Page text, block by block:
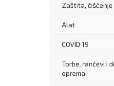
Zaštita, čišćenje
Alat
COVID 19
Torbe, rančevi i
oprema